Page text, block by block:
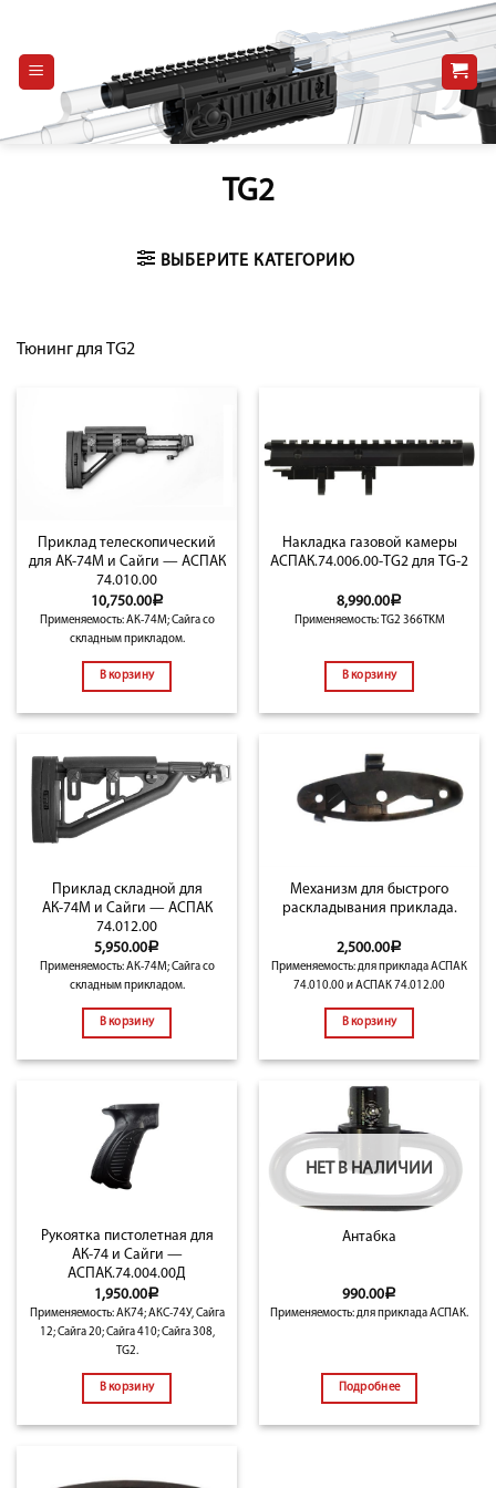
content
TG2
ВЫБЕРИТЕ КАТЕГОРИЮ
Тюнинг для TG2
Приклад телескопический
для АК-74М и Сайги — АСПАК
74.010.00
10,750.00Р
Применяемость: АК-74М; Сайга со
складным прикладом.
В корзину
Накладка газовой камеры
АСПАК.74.006.00-TG2 для TG-2
8,990.00Р
Применяемость: TG2 366TKM
В корзину
Приклад складной для
АК-74М и Сайги — АСПАК
74.012.00
5,950.00Р
Применяемость: АК-74М; Сайга со
складным прикладом.
В корзину
Механизм для быстрого
раскладывания приклада.
2,500.00Р
Применяемость: для приклада АСПАК
74.010.00 и АСПАК 74.012.00
В корзину
Рукоятка пистолетная для
АК-74 и Сайги —
АСПАК.74.004.00Д
1,950.00Р
Применяемость: АК74; АКС-74У, Сайга
12; Сайга 20; Сайга 410; Сайга 308,
TG2.
В корзину
НЕТ В НАЛИЧИИ
Антабка
990.00Р
Применяемость: для приклада АСПАК.
Подробнее